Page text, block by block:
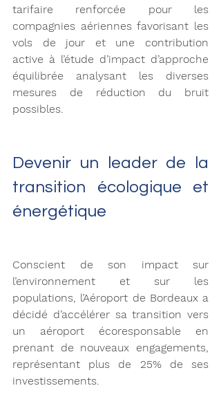
tarifaire renforcée pour les
compagnies aériennes favorisant les
vols de jour et une contribution
active à l’étude d’impact d’approche
équilibrée analysant les diverses
mesures de réduction du bruit
possibles.
Devenir un leader de la
transition écologique et
énergétique
Conscient de son impact sur
l’environnement et sur les
populations, l’Aéroport de Bordeaux a
décidé d’accélérer sa transition vers
un aéroport écoresponsable en
prenant de nouveaux engagements,
représentant plus de 25% de ses
investissements.